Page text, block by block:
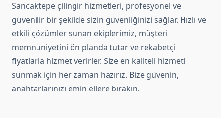
Sancaktepe çilingir hizmetleri, profesyonel ve
güvenilir bir şekilde sizin güvenliğinizi sağlar. Hızlı ve
etkili çözümler sunan ekiplerimiz, müşteri
memnuniyetini ön planda tutar ve rekabetçi
fiyatlarla hizmet verirler. Size en kaliteli hizmeti
sunmak için her zaman hazırız. Bize güvenin,
anahtarlarınızı emin ellere bırakın.